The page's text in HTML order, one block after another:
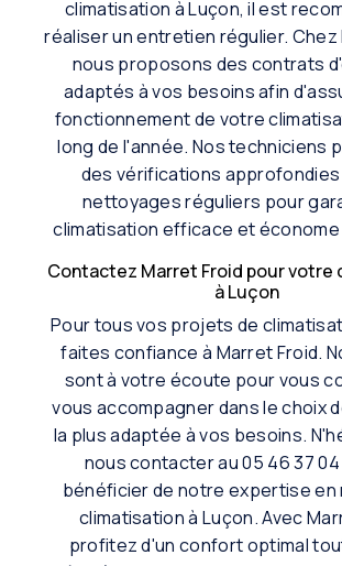
climatisation à Luçon, il est
réaliser un entretien régulier. Chez
nous proposons des contrats
adaptés à vos besoins afin
fonctionnement de votre
long de l'année. Nos techniciens
des vérifications approfondies
nettoyages réguliers pour
climatisation efficace et
Contactez Marret Froid pour votre
à Luçon
Pour tous vos projets de
faites confiance à Marret Froid.
sont à votre écoute pour vous
vous accompagner dans le choix
la plus adaptée à vos besoins.
nous contacter au 05 46 37
bénéficier de notre expertise en
climatisation à Luçon. Avec
profitez d'un confort optimal